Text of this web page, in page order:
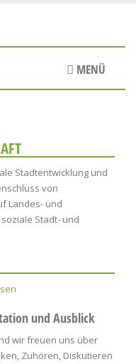
MENÜ
Stadtentwicklung und
von
Landes- und
Stadt- und
und Ausblick
wir freuen uns über
Zuhören, Diskutieren